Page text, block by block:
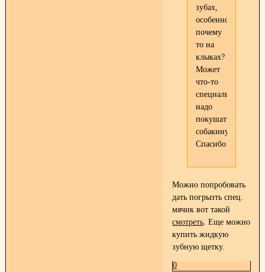
зубах,
особенно
почему
то на
клыках?
Может
что-то
специальное
надо
покушать
собакину?
Спасибо
Можно попробовать
дать погрызть спец.
мячик вот такой
смотреть. Еще можно
купить жидкую
зубную щетку.
0